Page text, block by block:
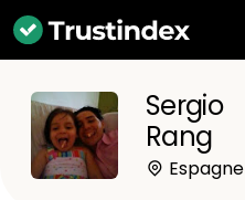
Sergio
Rang
Espagne